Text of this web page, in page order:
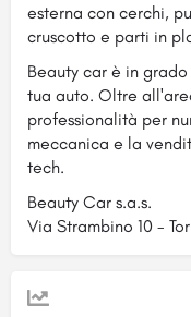
esterna con cerchi,
cruscotto e parti in
Beauty car è in
tua auto. Oltre
professionalità per
meccanica e la
tech.
Beauty Car s.a.s.
Via Strambino 10 -